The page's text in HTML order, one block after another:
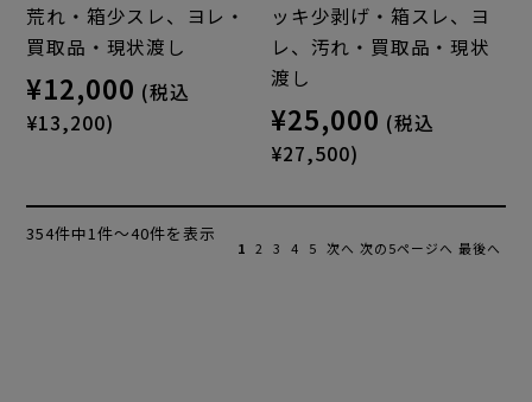
荒れ・箱少スレ、ヨレ・
買取品・現状渡し
¥12,000 (税込
¥13,200)
ッキ少剥げ・箱スレ、ヨ
レ、汚れ・買取品・現状
渡し
¥25,000 (税込
¥27,500)
354件中1件～40件を表示
1 2 3 4 5 次へ 次の5ページへ 最後へ